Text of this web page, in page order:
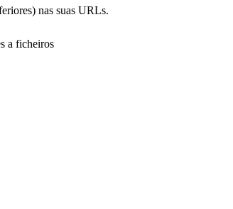
nas suas URLs.
a ficheiros